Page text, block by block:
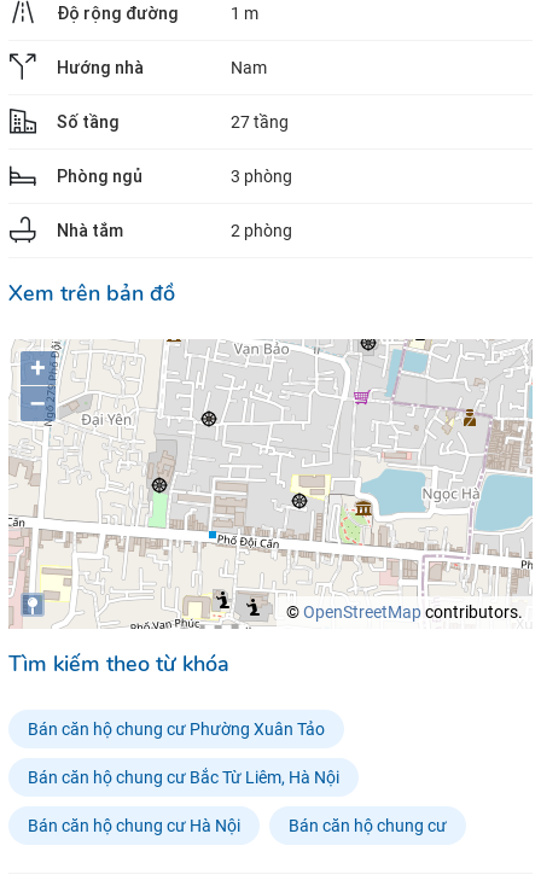
Độ rộng đường 1 m
Hướng nhà Nam
Số tầng 27 tầng
Phòng ngủ 3 phòng
Nhà tắm 2 phòng
Xem trên bản đồ
+
–
©OpenStreetMapcontributors.
Tìm kiếm theo từ khóa
Bán căn hộ chung cư Phường Xuân Tảo
Bán căn hộ chung cư Bắc Từ Liêm, Hà Nội
Bán căn hộ chung cư Hà Nội Bán căn hộ chung cư